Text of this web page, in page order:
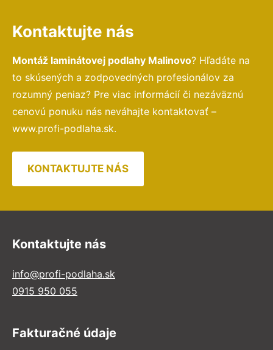
Kontaktujte nás
Montáž laminátovej podlahy Malinovo? Hľadáte na
to skúsených a zodpovedných profesionálov za
rozumný peniaz? Pre viac informácií či nezáväznú
cenovú ponuku nás neváhajte kontaktovať –
www.profi-podlaha.sk.
KONTAKTUJTE NÁS
Kontaktujte nás
info@profi-podlaha.sk
0915 950 055
Fakturačné údaje